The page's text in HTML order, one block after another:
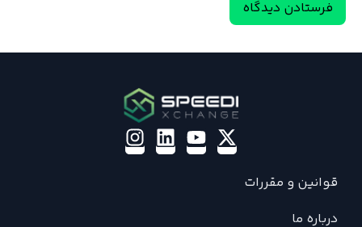
قوانین و مقررات
درباره ما